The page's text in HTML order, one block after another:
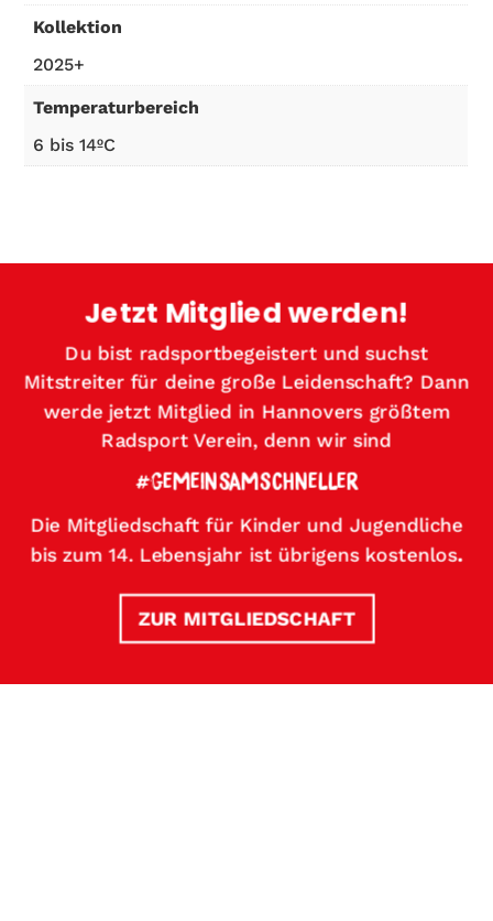
Kollektion
2025+
Temperaturbereich
6 bis 14ºC
Jetzt Mitglied werden!
Du bist radsportbegeistert und suchst
Mitstreiter für deine große Leidenschaft? Dann
werde jetzt Mitglied in Hannovers größtem
Radsport Verein, denn wir sind
#GEMEINSAMSCHNELLER
Die Mitgliedschaft für Kinder und Jugendliche
bis zum 14. Lebensjahr ist übrigens kostenlos.
ZUR MITGLIEDSCHAFT